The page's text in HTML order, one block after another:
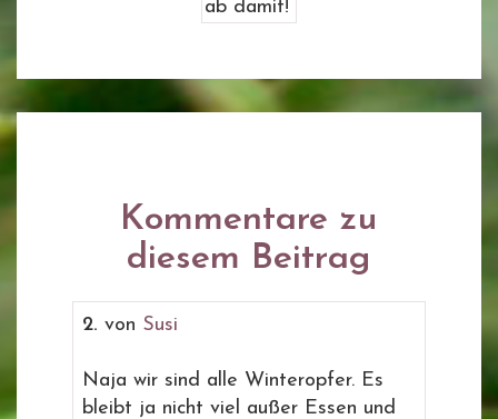
Kommentare zu
diesem Beitrag
2. von Susi
Naja wir sind alle Winteropfer. Es
bleibt ja nicht viel außer Essen und